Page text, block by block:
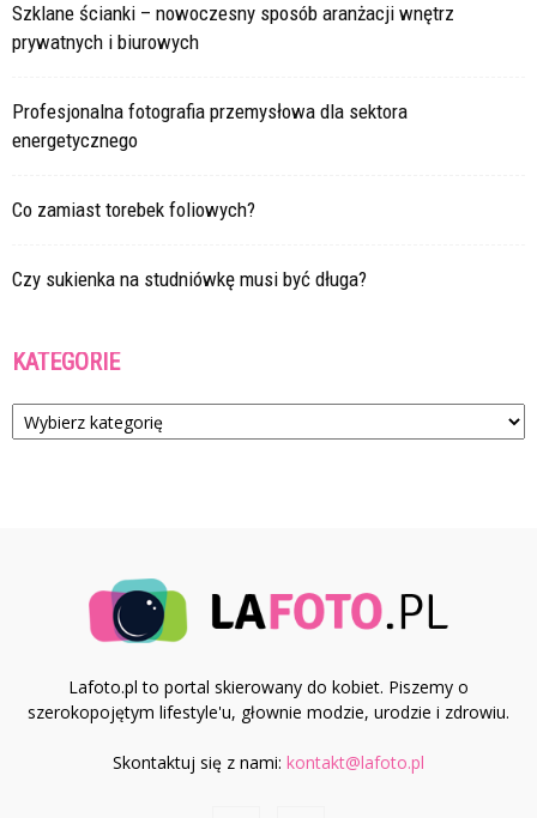
Szklane ścianki – nowoczesny sposób aranżacji wnętrz
prywatnych i biurowych
Profesjonalna fotografia przemysłowa dla sektora
energetycznego
Co zamiast torebek foliowych?
Czy sukienka na studniówkę musi być długa?
KATEGORIE
Kategorie
Lafoto.pl to portal skierowany do kobiet. Piszemy o
szerokopojętym lifestyle'u, głownie modzie, urodzie i zdrowiu.
Skontaktuj się z nami: kontakt@lafoto.pl